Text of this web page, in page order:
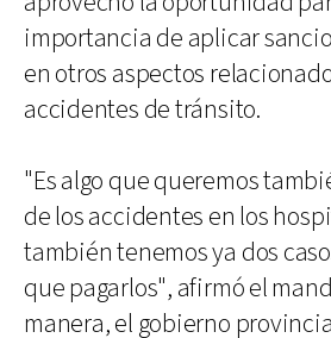
importancia de aplicar
en otros aspectos
accidentes de tránsito.
"Es algo que queremos
de los accidentes en los
también tenemos ya dos
que pagarlos", afirmó el
manera, el gobierno